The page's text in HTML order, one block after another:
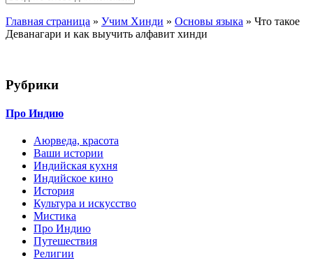
Главная страница » Учим Хинди » Основы языка » Что такое
Деванагари и как выучить алфавит хинди
Рубрики
Про Индию
Аюрведа, красота
Ваши истории
Индийская кухня
Индийское кино
История
Культура и искусство
Мистика
Про Индию
Путешествия
Религии